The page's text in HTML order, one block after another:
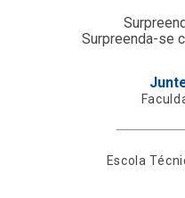
Surpreenda-se
Escola